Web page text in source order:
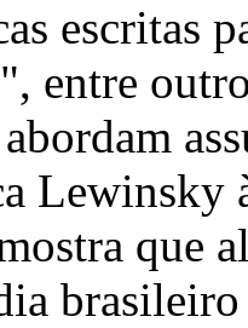
escritas
entre
Lewinsky
que